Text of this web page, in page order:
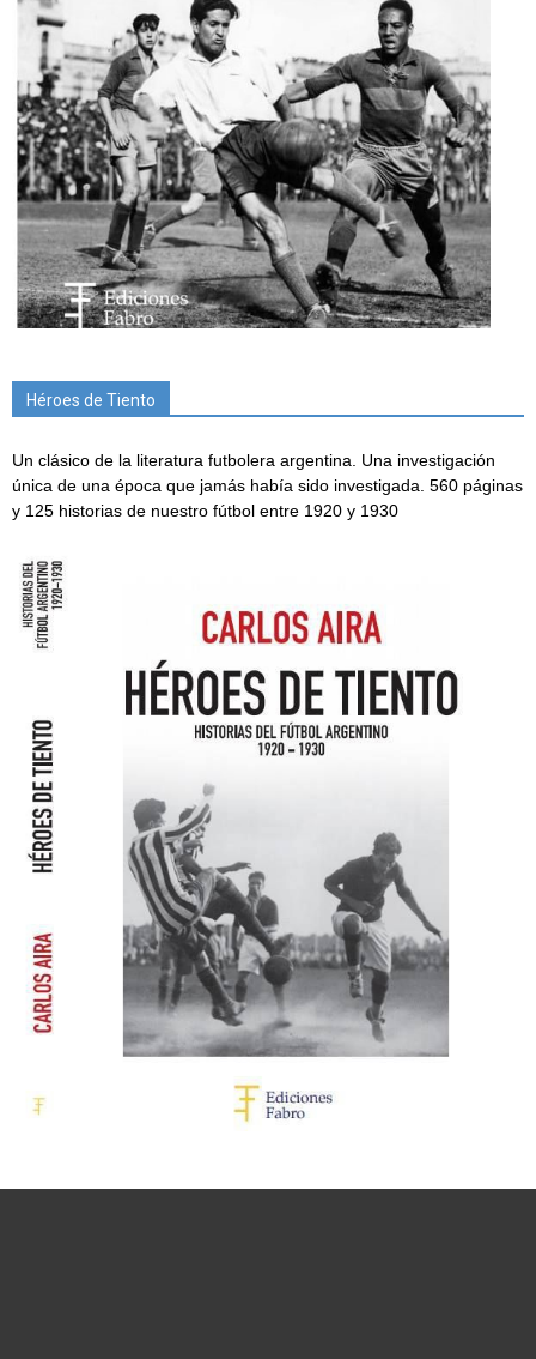
Héroes de Tiento
Un clásico de la literatura futbolera argentina. Una investigación
única de una época que jamás había sido investigada. 560 páginas
y 125 historias de nuestro fútbol entre 1920 y 1930